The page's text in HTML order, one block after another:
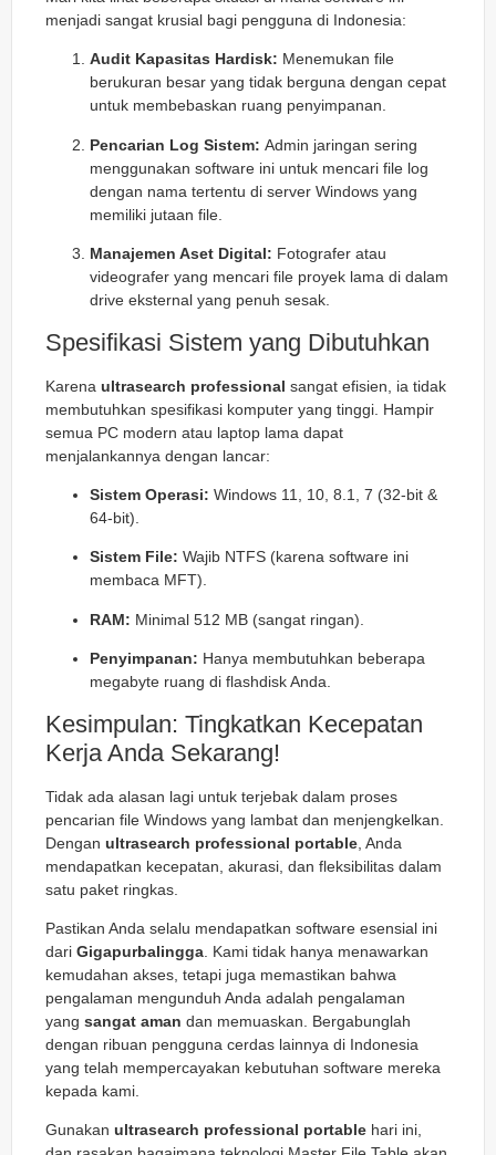
menjadi sangat krusial bagi pengguna di Indonesia:
Audit Kapasitas Hardisk: Menemukan file
berukuran besar yang tidak berguna dengan cepat
untuk membebaskan ruang penyimpanan.
Pencarian Log Sistem: Admin jaringan sering
menggunakan software ini untuk mencari file log
dengan nama tertentu di server Windows yang
memiliki jutaan file.
Manajemen Aset Digital: Fotografer atau
videografer yang mencari file proyek lama di dalam
drive eksternal yang penuh sesak.
Spesifikasi Sistem yang Dibutuhkan
Karena ultrasearch professional sangat efisien, ia tidak
membutuhkan spesifikasi komputer yang tinggi. Hampir
semua PC modern atau laptop lama dapat
menjalankannya dengan lancar:
Sistem Operasi: Windows 11, 10, 8.1, 7 (32-bit &
64-bit).
Sistem File: Wajib NTFS (karena software ini
membaca MFT).
RAM: Minimal 512 MB (sangat ringan).
Penyimpanan: Hanya membutuhkan beberapa
megabyte ruang di flashdisk Anda.
Kesimpulan: Tingkatkan Kecepatan
Kerja Anda Sekarang!
Tidak ada alasan lagi untuk terjebak dalam proses
pencarian file Windows yang lambat dan menjengkelkan.
Dengan ultrasearch professional portable , Anda
mendapatkan kecepatan, akurasi, dan fleksibilitas dalam
satu paket ringkas.
Pastikan Anda selalu mendapatkan software esensial ini
dari Gigapurbalingga . Kami tidak hanya menawarkan
kemudahan akses, tetapi juga memastikan bahwa
pengalaman mengunduh Anda adalah pengalaman
yang sangat aman dan memuaskan. Bergabunglah
dengan ribuan pengguna cerdas lainnya di Indonesia
yang telah mempercayakan kebutuhan software mereka
kepada kami.
Gunakan ultrasearch professional portable hari ini,